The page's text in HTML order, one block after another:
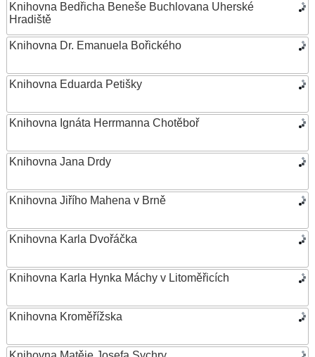
Knihovna Bedřicha Beneše Buchlovana Uherské
Hradiště
Knihovna Dr. Emanuela Bořického
Knihovna Eduarda Petišky
Knihovna Ignáta Herrmanna Chotěboř
Knihovna Jana Drdy
Knihovna Jiřího Mahena v Brně
Knihovna Karla Dvořáčka
Knihovna Karla Hynka Máchy v Litoměřicích
Knihovna Kroměřížska